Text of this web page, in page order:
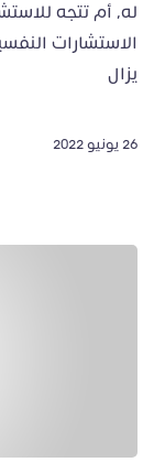
له، أم تتجه
الاستشارات
يزال
26 يونيو 2022